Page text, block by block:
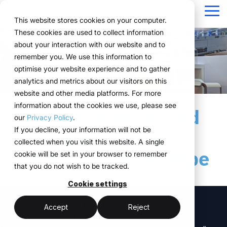
This website stores cookies on your computer.
These cookies are used to collect information
about your interaction with our website and to
remember you. We use this information to
optimise your website experience and to gather
analytics and metrics about our visitors on this
website and other media platforms. For more
information about the cookies we use, please see
our Privacy Policy.
If you decline, your information will not be
collected when you visit this website. A single
cookie will be set in your browser to remember
that you do not wish to be tracked.
Cookie settings
Accept Reject
überspringen
Overzicht
Zo werkt het
Het systeem
Structuur voor uw
eventprocessen.
ExpoCloud brengt
planning, uitvoering en
evaluatie samen in één
centraal systeem.
Voor bedrijven die hun
beursoptredens willen
standaardiseren en
schaalbaar willen
aansturen..
één systeem in plaats
van losse
Functionaliteiten
Planning
Boeking
Logistiek
Analyse
Projectmanagement
Alles wat u nodig
heeft voor events.
Van de eerste planning
tot en met de evaluatie
werken alle
functionaliteiten
naadloos samen en
volgen zij een duidelijke
structuur.
centraal platform
(myWWM)
modulaire
beursstands
Marketingteams
Eventmanagers
Inkoop
Voor bedrijven met
complexe
eventstructuren
ExpoCloud is
ontwikkeld voor teams
die regelmatig aan
beurzen deelnemen en
hun processen eindelijk
willen structureren.
minder afstemming
meer controle
Referenties
Projecten
Bewezen in de
praktijk.
Bedrijven uit diverse
sectoren beheren hun
events efficiënt,
schaalbaar en
gestructureerd met
ExpoCloud.
Prijzen & model
Huursystemen uitgelegd
Logistiek-flatrate
Schaalbaarheid
Publieke Versie
Over ons
WWM Groep
Duurzaamheid
Technologie & platform
Blog
Technologie
ontmoet
uitvoering
ExpoCloud
combineert
beursbouw en
logistiek,
ontwikkeld en
beheerd door
de WWM
Groep.
Better Stands Gold
voor Mahlo
Battery Show Europe
"Wat ik aan WWM waardeer, is de moeiteloze
samenwerking bij standaardopdrachten en